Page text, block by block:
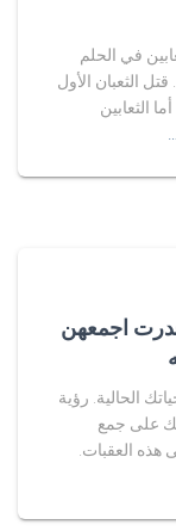
في الحلم
الثعبان الأول
الثعابين
اجمعهن
الحالية. رؤية
على جمع
العقبات.